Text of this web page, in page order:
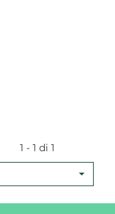
1 - 1 di 1